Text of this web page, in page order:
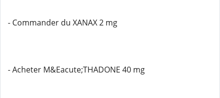
- Commander du XANAX 2 mg
- Acheter M&Eacute;THADONE 40 mg